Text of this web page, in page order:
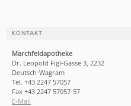
KONTAKT
Marchfeldapotheke
Dr. Leopold Figl-Gasse 3, 2232
Deutsch-Wagram
Tel. +43 2247 57057
Fax +43 2247 57057-57
E-Mail